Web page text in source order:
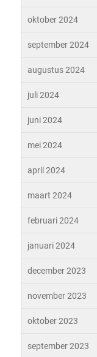
oktober 2024
september 2024
augustus 2024
juli 2024
juni 2024
mei 2024
april 2024
maart 2024
februari 2024
januari 2024
december 2023
november 2023
oktober 2023
september 2023